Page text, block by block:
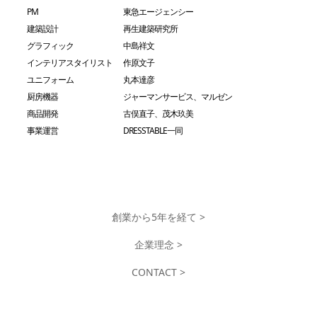
PM
建築設計
グラフィック
インテリアスタイリスト
ユニフォーム
厨房機器
商品開発
事業運営
東急エージェンシー
再生建築研究所
中島祥文
作原文子
丸本達彦
ジャーマンサービス、マルゼン
古俣直子、茂木玖美
DRESSTABLE一同
創業から5年を経て >
企業理念 >
CONTACT >